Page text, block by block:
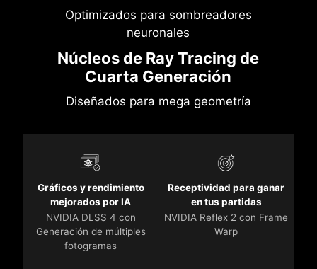
Optimizados para sombreadores
neuronales
Núcleos de Ray Tracing de
Cuarta Generación
Diseñados para mega geometría
Gráficos y rendimiento
mejorados por IA
NVIDIA DLSS 4 con
Generación de múltiples
fotogramas
Receptividad para ganar
en tus partidas
NVIDIA Reflex 2 con Frame
Warp